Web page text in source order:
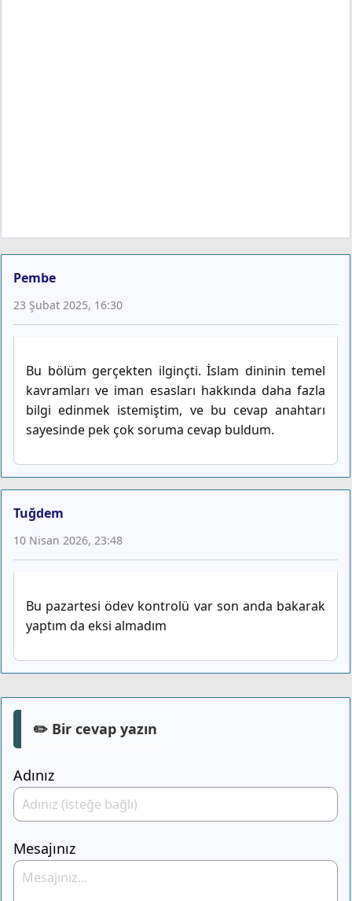
Pembe
23 Şubat 2025, 16:30
Bu bölüm gerçekten ilginçti. İslam dininin temel
kavramları ve iman esasları hakkında daha fazla
bilgi edinmek istemiştim, ve bu cevap anahtarı
sayesinde pek çok soruma cevap buldum.
Tuğdem
10 Nisan 2026, 23:48
Bu pazartesi ödev kontrolü var son anda bakarak
yaptım da eksi almadım
✏️ Bir cevap yazın
Adınız
Mesajınız